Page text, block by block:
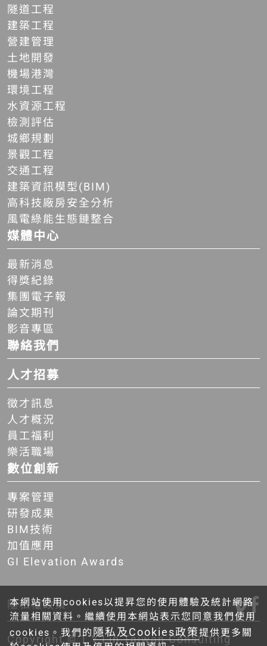
隧道工程
建築工程
營建管理
土地開發
機場港灣
環境工程
水資源工程
檢測評估
城鄉規劃
景觀工程
交通工程
建築資訊模型(BIM)
高科技廠房安全分析
風電綠能生態鏈整合
媒體中心
最新消息
得獎紀錄
集團電子報
論文期刊
影音專區
聯絡我們
人才招募
徵才訊息
人才概況
員工福利
樂活職場
數位創新
專案管理
研發成果
BIM技術
加值應用
GI Elevation Awards
隱私權政策
Copyright © T.Y.Lin Taiwan Consulting
本網站使用cookies以提昇您的使用體驗及統計網路
流量相關資料。繼續使用本網站表示您同意我們使用
cookies。我們的隱私及Cookies政策提供更多關